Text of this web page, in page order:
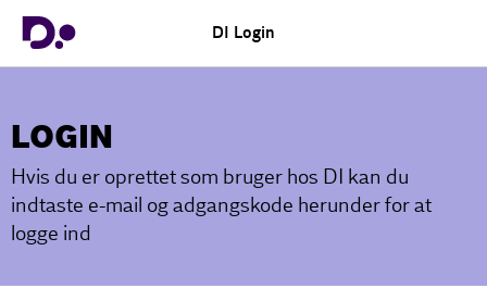
DI Login
LOGIN
Hvis du er oprettet som bruger hos DI kan du
indtaste e-mail og adgangskode herunder for at
logge ind